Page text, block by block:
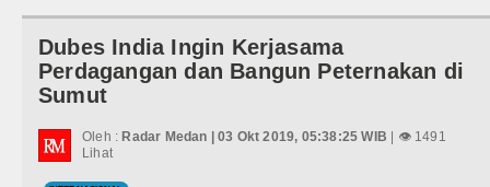
Politik
Hiburan
Olahraga
Produksi Kelapa di Nias Utara
Tapanuli Utara Gotong Royong Tanam Pohon di
di Sebuah Sekolah di Thailand
Dubes India Ingin Kerjasama
Perdagangan dan Bangun Peternakan di
Sumut
Oleh : Radar Medan | 03 Okt 2019, 05:38:25 WIB | 👁 1491
Lihat